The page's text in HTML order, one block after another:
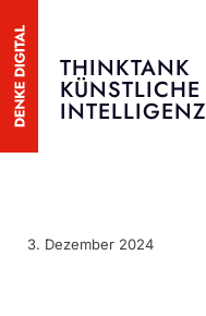
Inhalt
springenTHINKTANK
KÜNSTLICHE
INTELLIGENZ
3. Dezember 2024